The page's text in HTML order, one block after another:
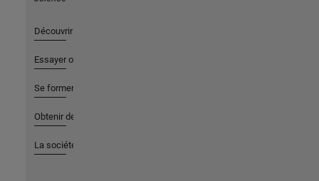
Découvrir les produits
Essayer ou acheter
Se former
Obtenir de l'aide
La société